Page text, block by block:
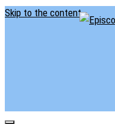
Skip to the content